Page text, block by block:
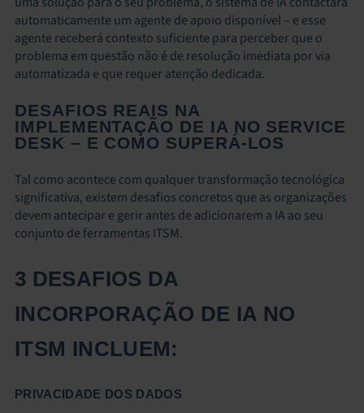
automaticamente um agente de apoio disponível – e esse
agente receberá contexto suficiente para perceber que o
problema em questão não é de resolução imediata por via
automatizada e que requer atenção dedicada.
DESAFIOS REAIS NA
IMPLEMENTAÇÃO DE IA NO SERVICE
DESK – E COMO SUPERÁ-LOS
Tal como acontece com qualquer transformação tecnológica
significativa, existem desafios concretos que as organizações
devem antecipar e gerir antes de adicionarem a IA ao seu
conjunto de ferramentas ITSM.
3 DESAFIOS DA
INCORPORAÇÃO DE IA NO
ITSM INCLUEM:
PRIVACIDADE DOS DADOS